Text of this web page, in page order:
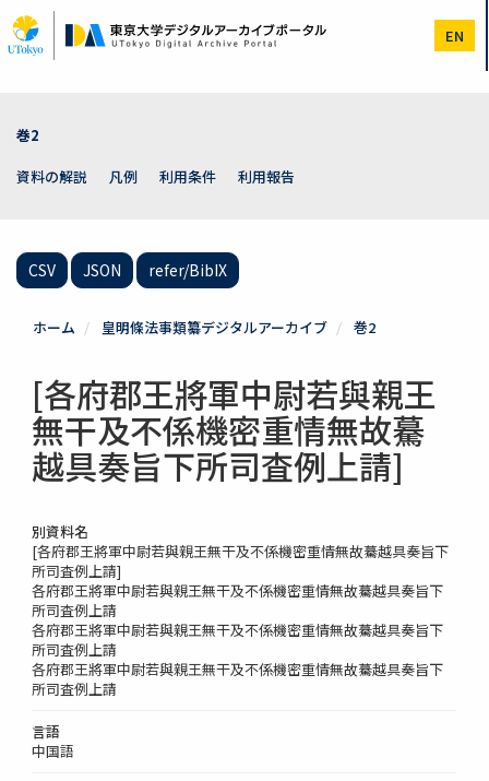
イ
ン
EN
巻2
資料の解説
凡例 利用条件 利用報告
CSV JSON refer/BibIX
ホーム 皇明條法事類纂デジタルアーカイブ 巻2
[各府郡王將軍中尉若與親王
無干及不係機密重情無故驀
越具奏旨下所司査例上請]
別資料名
[各府郡王將軍中尉若與親王無干及不係機密重情無故驀越具奏旨下
所司査例上請]
各府郡王將軍中尉若與親王無干及不係機密重情無故驀越具奏旨下
所司査例上請
各府郡王將軍中尉若與親王無干及不係機密重情無故驀越具奏旨下
所司査例上請
各府郡王將軍中尉若與親王無干及不係機密重情無故驀越具奏旨下
所司査例上請
言語
中国語